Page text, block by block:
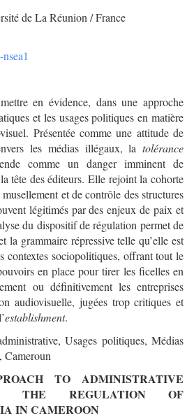
de La Réunion / France
en évidence, dans une approche
et les usages politiques en matière
Présentée comme une attitude de
les médias illégaux, la tolérance
comme un danger imminent de
tête des éditeurs. Elle rejoint la cohorte
et de contrôle des structures
légitimés par des enjeux de paix et
du dispositif de régulation permet de
la grammaire répressive telle qu’elle est
contextes sociopolitiques, offrant tout le
en place pour tirer les ficelles en
ou définitivement les entreprises
audiovisuelle, jugées trop critiques et
establishment.
Usages politiques, Médias
Cameroun
TO ADMINISTRATIVE
THE REGULATION OF
IN CAMEROON